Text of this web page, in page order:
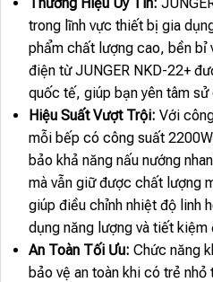
trong lĩnh vực thiết bị gia
phẩm chất lượng cao, bền bỉ
điện từ JUNGER NKD-22+
quốc tế, giúp bạn yên tâm sử
Hiệu Suất Vượt Trội: Với
mỗi bếp có công suất
bảo khả năng nấu nướng
mà vẫn giữ được chất lượng
giúp điều chỉnh nhiệt độ linh
dụng năng lượng và tiết kiệm
An Toàn Tối Ưu: Chức năng
bảo vệ an toàn khi có trẻ